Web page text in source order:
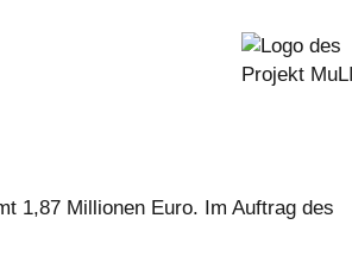
1,87 Millionen Euro. Im Auftrag des